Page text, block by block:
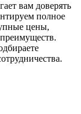
вам доверять
полное
цены,